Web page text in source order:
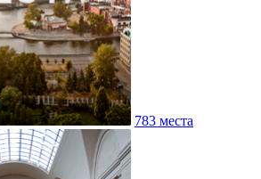
783 места